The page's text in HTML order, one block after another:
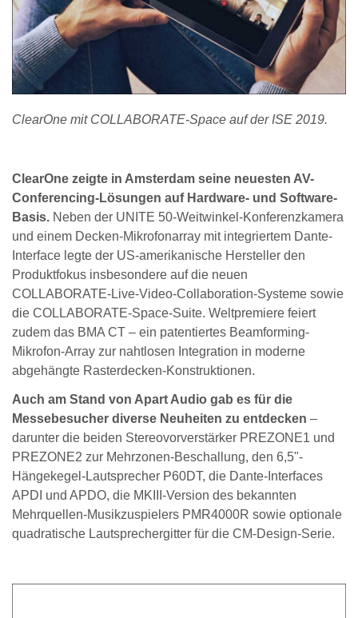
ClearOne mit COLLABORATE-Space auf der ISE 2019.
ClearOne zeigte in Amsterdam seine neuesten AV-
Conferencing-Lösungen auf Hardware- und Software-
Basis. Neben der UNITE 50-Weitwinkel-Konferenzkamera
und einem Decken-Mikrofonarray mit integriertem Dante-
Interface legte der US-amerikanische Hersteller den
Produktfokus insbesondere auf die neuen
COLLABORATE-Live-Video-Collaboration-Systeme sowie
die COLLABORATE-Space-Suite. Weltpremiere feiert
zudem das BMA CT – ein patentiertes Beamforming-
Mikrofon-Array zur nahtlosen Integration in moderne
abgehängte Rasterdecken-Konstruktionen.
Auch am Stand von Apart Audio gab es für die
Messebesucher diverse Neuheiten zu entdecken –
darunter die beiden Stereovorverstärker PREZONE1 und
PREZONE2 zur Mehrzonen-Beschallung, den 6,5"-
Hängekegel-Lautsprecher P60DT, die Dante-Interfaces
APDI und APDO, die MKIII-Version des bekannten
Mehrquellen-Musikzuspielers PMR4000R sowie optionale
quadratische Lautsprechergitter für die CM-Design-Serie.